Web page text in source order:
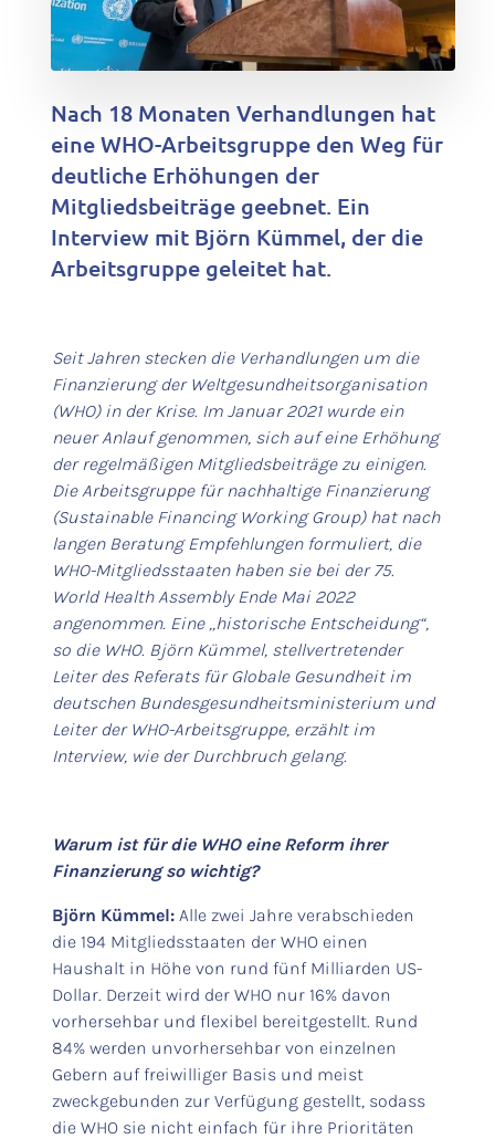
Nach 18 Monaten Verhandlungen hat
eine WHO-Arbeitsgruppe den Weg für
deutliche Erhöhungen der
Mitgliedsbeiträge geebnet. Ein
Interview mit Björn Kümmel, der die
Arbeitsgruppe geleitet hat.
Seit Jahren stecken die Verhandlungen um die
Finanzierung der Weltgesundheitsorganisation
(WHO) in der Krise. Im Januar 2021 wurde ein
neuer Anlauf genommen, sich auf eine Erhöhung
der regelmäßigen Mitgliedsbeiträge zu einigen.
Die Arbeitsgruppe für nachhaltige Finanzierung
(Sustainable Financing Working Group) hat nach
langen Beratung Empfehlungen formuliert, die
WHO-Mitgliedsstaaten haben sie bei der 75.
World Health Assembly Ende Mai 2022
angenommen. Eine „historische Entscheidung“,
so die WHO. Björn Kümmel, stellvertretender
Leiter des Referats für Globale Gesundheit im
deutschen Bundesgesundheitsministerium und
Leiter der WHO-Arbeitsgruppe, erzählt im
Interview, wie der Durchbruch gelang.
Warum ist für die WHO eine Reform ihrer
Finanzierung so wichtig?
Björn Kümmel:Alle zwei Jahre verabschieden
die 194 Mitgliedsstaaten der WHO einen
Haushalt in Höhe von rund fünf Milliarden US-
Dollar. Derzeit wird der WHO nur 16% davon
vorhersehbar und flexibel bereitgestellt. Rund
84% werden unvorhersehbar von einzelnen
Gebern auf freiwilliger Basis und meist
zweckgebunden zur Verfügung gestellt, sodass
die WHO sie nicht einfach für ihre Prioritäten